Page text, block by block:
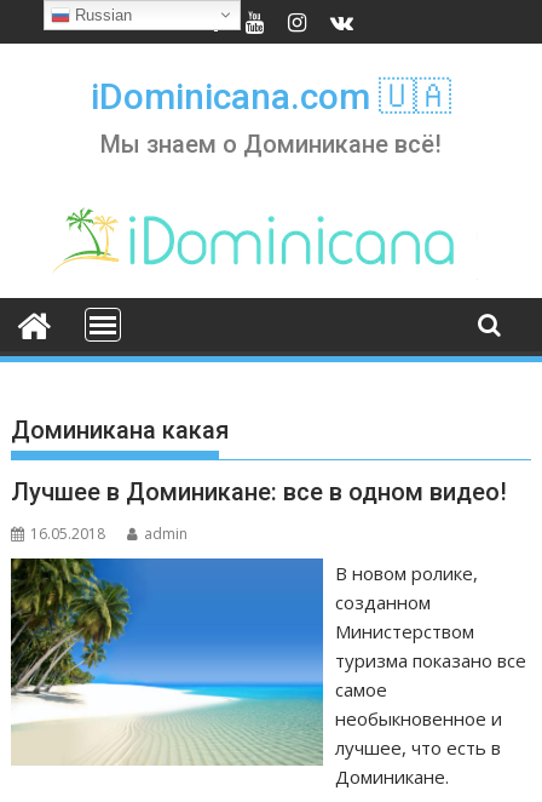
to
iDominicana.com 🇺🇦
Мы знаем о Доминикане всё!
Доминикана какая
Лучшее в Доминикане: все в одном видео!
16.05.2018 admin
В новом ролике,
созданном
Министерством
туризма показано все
самое
необыкновенное и
лучшее, что есть в
Доминикане.
Russian